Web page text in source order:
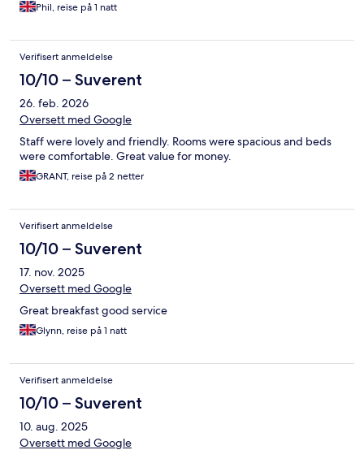
Phil, reise på 1 natt
Verifisert anmeldelse
10/10 – Suverent
26. feb. 2026
Oversett med Google
Staff were lovely and friendly. Rooms were spacious and beds
were comfortable. Great value for money.
GRANT, reise på 2 netter
Verifisert anmeldelse
10/10 – Suverent
17. nov. 2025
Oversett med Google
Great breakfast good service
Glynn, reise på 1 natt
Verifisert anmeldelse
10/10 – Suverent
10. aug. 2025
Oversett med Google